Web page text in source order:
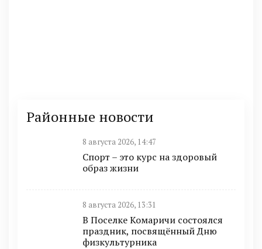
Районные новости
8 августа 2026, 14:47
Спорт – это курс на здоровый
образ жизни
8 августа 2026, 13:31
В Поселке Комаричи состоялся
праздник, посвящённый Дню
физкультурника